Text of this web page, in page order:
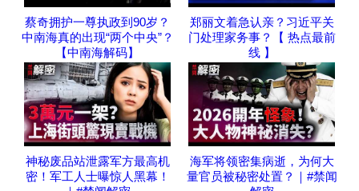
蔡奇拥护一尊执政到90岁？
中南海真的出现“两个中央”？
【中南海解码】
郑丽文着急认亲？习近平关
门处理家务事？【 热点最前
线 】
神秘废品站泄露军方最高机
密！军工人士曝惊人黑幕！
海军将领密集病逝，为何大
量官员被秘密处置？｜#禁闻